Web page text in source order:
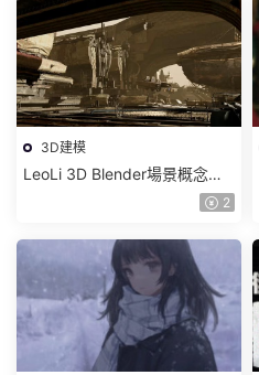
3D建模
LeoLi 3D Blender場景概念設
計班第6期2023年【畫質高清2